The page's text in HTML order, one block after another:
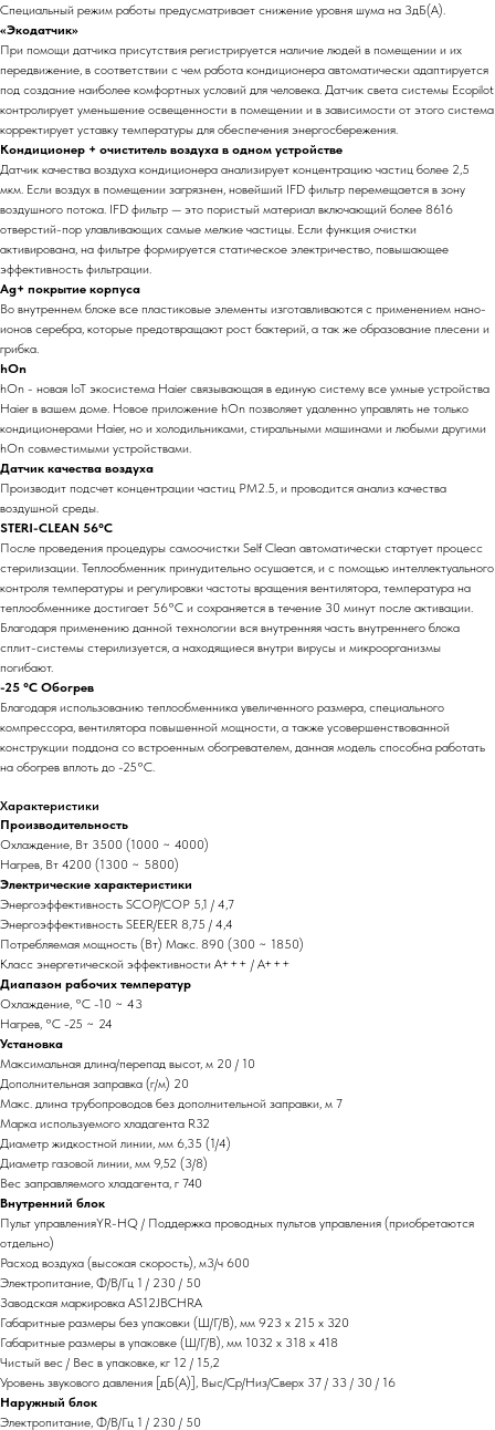
Специальный режим работы предусматривает снижение уровня шума на 3дБ(А).
«Экодатчик»
При помощи датчика присутствия регистрируется наличие людей в помещении и их
передвижение, в соответствии с чем работа кондиционера автоматически адаптируется
под создание наиболее комфортных условий для человека. Датчик света системы Ecopilot
контролирует уменьшение освещенности в помещении и в зависимости от этого система
корректирует уставку температуры для обеспечения энергосбережения.
Кондиционер + очиститель воздуха в одном устройстве
Датчик качества воздуха кондиционера анализирует концентрацию частиц более 2,5
мкм. Если воздух в помещении загрязнен, новейший IFD фильтр перемещается в зону
воздушного потока. IFD фильтр — это пористый материал включающий более 8616
отверстий-пор улавливающих самые мелкие частицы. Если функция очистки
активирована, на фильтре формируется статическое электричество, повышающее
эффективность фильтрации.
Ag+ покрытие корпуса
Во внутреннем блоке все пластиковые элементы изготавливаются с применением нано-
ионов серебра, которые предотвращают рост бактерий, а так же образование плесени и
грибка.
hOn
hOn - новая IoT экосистема Haier связывающая в единую систему все умные устройства
Haier в вашем доме. Новое приложение hOn позволяет удаленно управлять не только
кондиционерами Haier, но и холодильниками, стиральными машинами и любыми другими
hOn совместимыми устройствами.
Датчик качества воздуха
Производит подсчет концентрации частиц PM2.5, и проводится анализ качества
воздушной среды.
STERI-CLEAN 56°C
После проведения процедуры самоочистки Self Clean автоматически стартует процесс
стерилизации. Теплообменник принудительно осушается, и с помощью интеллектуального
контроля температуры и регулировки частоты вращения вентилятора, температура на
теплообменнике достигает 56°С и сохраняется в течение 30 минут после активации.
Благодаря применению данной технологии вся внутренняя часть внутреннего блока
сплит-системы стерилизуется, а находящиеся внутри вирусы и микроорганизмы
погибают.
-25 °С Обогрев
Благодаря использованию теплообменника увеличенного размера, специального
компрессора, вентилятора повышенной мощности, а также усовершенствованной
конструкции поддона со встроенным обогревателем, данная модель способна работать
на обогрев вплоть до -25°С.
Характеристики
Производительность
Охлаждение, Вт 3500 (1000 ~ 4000)
Нагрев, Вт 4200 (1300 ~ 5800)
Электрические характеристики
Энергоэффективность SCOP/COP 5,1 / 4,7
Энергоэффективность SEER/EER 8,75 / 4,4
Потребляемая мощность (Вт) Макс. 890 (300 ~ 1850)
Класс энергетической эффективности A+++ / А+++
Диапазон рабочих температур
Охлаждение, °С -10 ~ 43
Нагрев, °С -25 ~ 24
Установка
Максимальная длина/перепад высот, м 20 / 10
Дополнительная заправка (г/м) 20
Макс. длина трубопроводов без дополнительной заправки, м 7
Марка используемого хладагента R32
Диаметр жидкостной линии, мм 6,35 (1/4)
Диаметр газовой линии, мм 9,52 (3/8)
Вес заправляемого хладагента, г 740
Внутренний блок
Пульт управленияYR-HQ / Поддержка проводных пультов управления (приобретаются
отдельно)
Расход воздуха (высокая скорость), м3/ч 600
Электропитание, Ф/В/Гц 1 / 230 / 50
Заводская маркировка AS12JBCHRA
Габаритные размеры без упаковки (Ш/Г/В), мм 923 х 215 х 320
Габаритные размеры в упаковке (Ш/Г/В), мм 1032 х 318 х 418
Чистый вес / Вес в упаковке, кг 12 / 15,2
Уровень звукового давления [дБ(А)], Выс/Ср/Низ/Сверх 37 / 33 / 30 / 16
Наружный блок
Электропитание, Ф/В/Гц 1 / 230 / 50